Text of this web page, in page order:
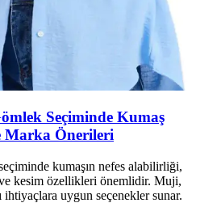
Seçiminde Kumaş
Marka Önerileri
kumaşın nefes alabilirliği,
ve kesim özellikleri önemlidir. Muji,
uygun seçenekler sunar.